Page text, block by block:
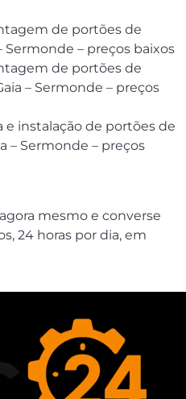
de portões de
Sermonde – preços baixos
de portões de
– Sermonde – preços
instalação de portões de
– Sermonde – preços
mesmo e converse
24 horas por dia, em